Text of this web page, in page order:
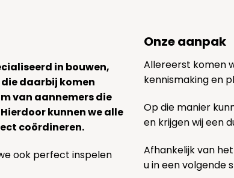
in bouwen,
daarbij komen
van aannemers die
kunnen we alle
coördineren.
ook perfect inspelen
Onze aanpak
Allereerst komen
kennismaking en
Op die manier
en krijgen wij een
Afhankelijk van
u in een volgende